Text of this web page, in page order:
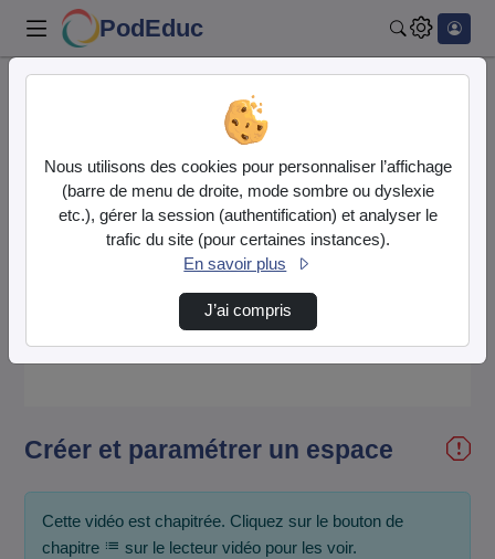
PodEduc
Créer et paramétrer un espace
Lire
la
Créer et paramétrer un espace
Cette vidéo est chapitrée. Cliquez sur le bouton de
chapitre
sur le lecteur vidéo pour les voir.
Nous utilisons des cookies pour personnaliser l’affichage
(barre de menu de droite, mode sombre ou dyslexie
etc.), gérer la session (authentification) et analyser le
trafic du site (pour certaines instances).
En savoir plus
J’ai compris